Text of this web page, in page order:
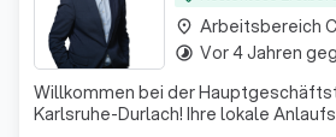
Willkommen bei der
Karlsruhe-Durlach! Ihre lokale
place Arbeitsbereich
timelapse Vor 4 Jahren